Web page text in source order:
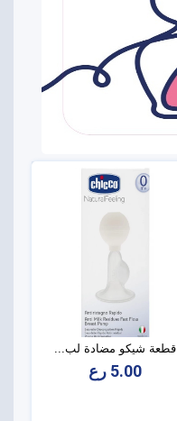
قطعة شيكو مضادة لب...
5.00 رع